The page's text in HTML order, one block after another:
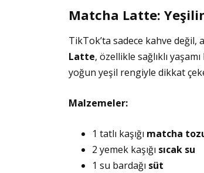
Matcha Latte:
TikTok’ta sadece kahve
Latte, özellikle sağlıklı
yoğun yeşil rengiyle dikkat
Malzemeler:
1 tatlı kaşığı matcha
2 yemek kaşığı sıcak su
1 su bardağı süt